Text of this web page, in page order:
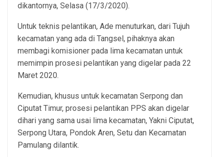
dikantornya, Selasa (17/3/2020).
Untuk teknis pelantikan, Ade menuturkan, dari Tujuh
kecamatan yang ada di Tangsel, pihaknya akan
membagi komisioner pada lima kecamatan untuk
memimpin prosesi pelantikan yang digelar pada 22
Maret 2020.
Kemudian, khusus untuk kecamatan Serpong dan
Ciputat Timur, prosesi pelantikan PPS akan digelar
dihari yang sama usai lima kecamatan, Yakni Ciputat,
Serpong Utara, Pondok Aren, Setu dan Kecamatan
Pamulang dilantik.